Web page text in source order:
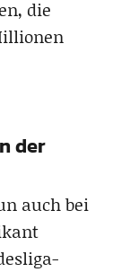
die
der
auch bei